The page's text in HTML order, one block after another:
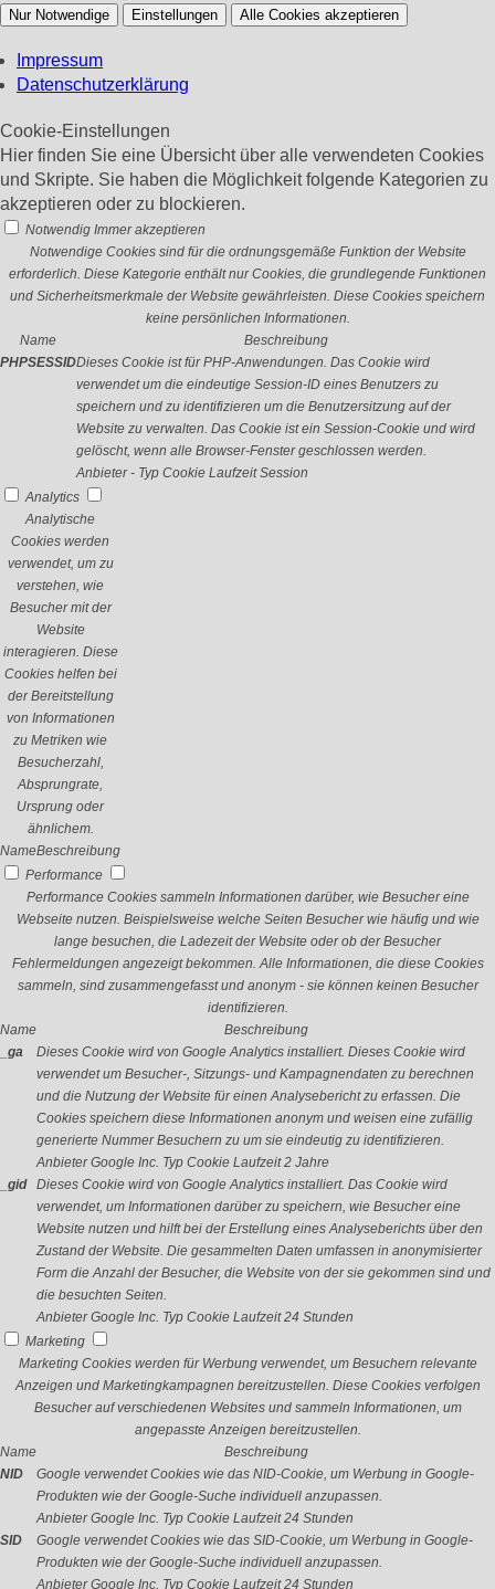
Nur Notwendige Einstellungen Alle Cookies akzeptieren
Impressum
Datenschutzerklärung
Cookie-Einstellungen
Hier finden Sie eine Übersicht über alle verwendeten Cookies
und Skripte. Sie haben die Möglichkeit folgende Kategorien zu
akzeptieren oder zu blockieren.
Notwendig Immer akzeptieren
Notwendige Cookies sind für die ordnungsgemäße Funktion der Website
erforderlich. Diese Kategorie enthält nur Cookies, die grundlegende Funktionen
und Sicherheitsmerkmale der Website gewährleisten. Diese Cookies speichern
keine persönlichen Informationen.
Name
Beschreibung
PHPSESSIDDieses Cookie ist für PHP-Anwendungen. Das Cookie wird
verwendet um die eindeutige Session-ID eines Benutzers zu
speichern und zu identifizieren um die Benutzersitzung auf der
Website zu verwalten. Das Cookie ist ein Session-Cookie und wird
gelöscht, wenn alle Browser-Fenster geschlossen werden.
Anbieter - Typ Cookie Laufzeit Session
Analytics
Analytische
Cookies werden
verwendet, um zu
verstehen, wie
Besucher mit der
Website
interagieren. Diese
Cookies helfen bei
der Bereitstellung
von Informationen
zu Metriken wie
Besucherzahl,
Absprungrate,
Ursprung oder
ähnlichem.
NameBeschreibung
Performance
Performance Cookies sammeln Informationen darüber, wie Besucher eine
Webseite nutzen. Beispielsweise welche Seiten Besucher wie häufig und wie
lange besuchen, die Ladezeit der Website oder ob der Besucher
Fehlermeldungen angezeigt bekommen. Alle Informationen, die diese Cookies
sammeln, sind zusammengefasst und anonym - sie können keinen Besucher
identifizieren.
Name
Beschreibung
_ga
Dieses Cookie wird von Google Analytics installiert. Dieses Cookie wird
verwendet um Besucher-, Sitzungs- und Kampagnendaten zu berechnen
und die Nutzung der Website für einen Analysebericht zu erfassen. Die
Cookies speichern diese Informationen anonym und weisen eine zufällig
generierte Nummer Besuchern zu um sie eindeutig zu identifizieren.
Anbieter Google Inc. Typ Cookie Laufzeit 2 Jahre
_gid
Dieses Cookie wird von Google Analytics installiert. Das Cookie wird
verwendet, um Informationen darüber zu speichern, wie Besucher eine
Website nutzen und hilft bei der Erstellung eines Analyseberichts über den
Zustand der Website. Die gesammelten Daten umfassen in anonymisierter
Form die Anzahl der Besucher, die Website von der sie gekommen sind und
die besuchten Seiten.
Anbieter Google Inc. Typ Cookie Laufzeit 24 Stunden
Marketing
Marketing Cookies werden für Werbung verwendet, um Besuchern relevante
Anzeigen und Marketingkampagnen bereitzustellen. Diese Cookies verfolgen
Besucher auf verschiedenen Websites und sammeln Informationen, um
angepasste Anzeigen bereitzustellen.
Name
Beschreibung
NID
Google verwendet Cookies wie das NID-Cookie, um Werbung in Google-
Produkten wie der Google-Suche individuell anzupassen.
Anbieter Google Inc. Typ Cookie Laufzeit 24 Stunden
SID
Google verwendet Cookies wie das SID-Cookie, um Werbung in Google-
Produkten wie der Google-Suche individuell anzupassen.
Anbieter Google Inc. Typ Cookie Laufzeit 24 Stunden